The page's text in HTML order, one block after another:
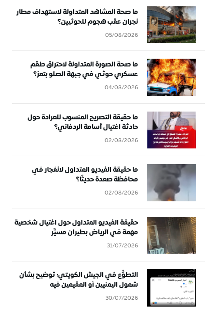
ما صحة المشاهد المتداولة لاستهداف مطار
نجران عقب هجوم للحوثيين؟
05/08/2026
ما صحة الصورة المتداولة لاحتراق طقم
عسكري حوثي في جبهة الصلو بتعز؟
04/08/2026
ما حقيقة التصريح المنسوب للعرادة حول
حادثة اغتيال أسامة الردفاني؟
02/08/2026
ما حقيقة الفيديو المتداول لانفجار في
محافظة صعدة حديثًا؟
02/08/2026
حقيقة الفيديو المتداول حول اغتيال شخصية
مهمة في الرياض بطيران مسيَّر
31/07/2026
التطوُّع في الجيش الكويتي: توضيح بشأن
شمول اليمنيين أو المقيمين فيه
30/07/2026